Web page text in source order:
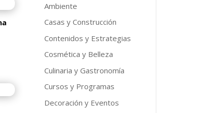
Ambiente
Casas y Construcción
Contenidos y Estrategias
Cosmética y Belleza
Culinaria y Gastronomía
Cursos y Programas
Decoración y Eventos